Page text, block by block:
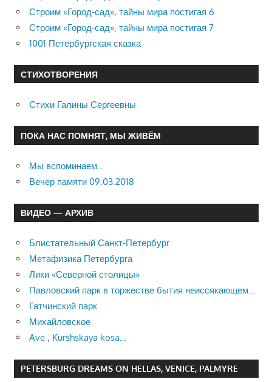
Строим «Город-сад», тайны мира постигая 6
Строим «Город-сад», тайны мира постигая 7
1001 Петербургская сказка
СТИХОТВОРЕНИЯ
Стихи Галины Сергеевны
ПОКА НАС ПОМНЯТ, МЫ ЖИВЁМ
Мы вспоминаем…
Вечер памяти 09.03.2018
ВИДЕО — АРХИВ
Блистательный Санкт-Петербург
Метафизика Петербурга
Лики «Северной столицы»
Павловский парк в торжестве бытия неиссякающем…
Гатчинский парк
Михайловское
Ave , Kurshskaya kosa…
PETERSBURG DREAMS ON HELLAS, VENICE, PALMYRE